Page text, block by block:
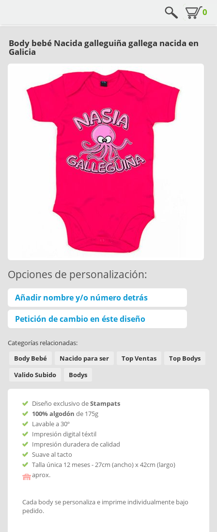
0
Body bebé Nacida galleguiña gallega nacida en
Galicia
Opciones de personalización:
Añadir nombre y/o número detrás
Petición de cambio en éste diseño
Categorías relacionadas:
Body Bebé
Nacido para ser Top Ventas
Top Bodys
Valido Subido
Bodys
Diseño exclusivo deStampats
100% algodón de 175g
Lavable a 30º
Impresión digital téxtil
Impresión duradera de calidad
Suave al tacto
Talla única 12 meses - 27cm (ancho) x 42cm (largo)
aprox.
Cada body se personaliza e imprime individualmente bajo
pedido.